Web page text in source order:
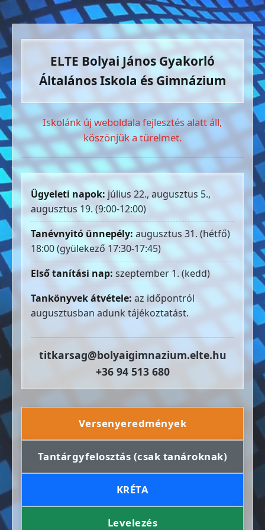
ELTE Bolyai János Gyakorló
Általános Iskola és Gimnázium
Iskolánk új weboldala fejlesztés alatt áll,
köszönjük a türelmet.
Ügyeleti napok: július 22., augusztus 5.,
augusztus 19. (9:00-12:00)
Tanévnyitó ünnepély: augusztus 31. (hétfő)
18:00 (gyülekező 17:30-17:45)
Első tanítási nap: szeptember 1. (kedd)
Tankönyvek átvétele: az időpontról
augusztusban adunk tájékoztatást.
titkarsag@bolyaigimnazium.elte.hu
+36 94 513 680
Versenyeredmények
Tantárgyfelosztás (csak tanároknak)
KRÉTA
Levelezés